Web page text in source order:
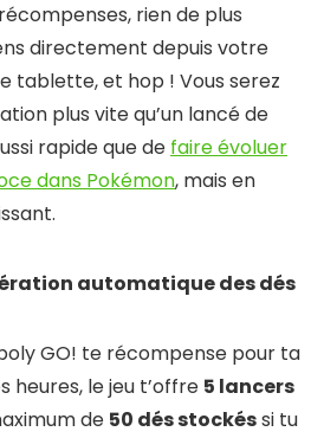
rien de plus
directement depuis votre
tablette, et hop ! Vous serez
plus vite qu’un lancé de
rapide que de faire évoluer
dans Pokémon, mais en
automatique des dés
GO! te récompense pour ta
heures, le jeu t’offre 5 lancers
de 50 dés stockéssi tu